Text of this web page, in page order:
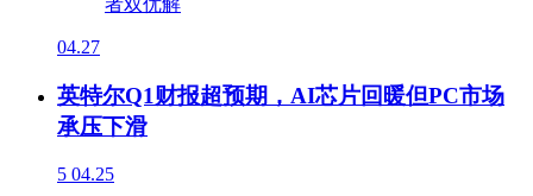
04.27
英特尔Q1财报超预期，AI芯片回暖但PC市场
承压下滑
5 04.25